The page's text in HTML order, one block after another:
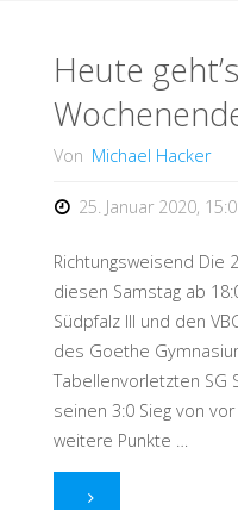
Heute
Von Michael Hacker
25. Januar 2020,
Richtungsweisend Die
diesen Samstag ab
Südpfalz III und den
des Goethe
Tabellenvorletzten SG
seinen 3:0 Sieg von
weitere Punkte …
"Heute